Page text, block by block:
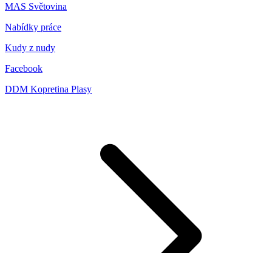
MAS Světovina
Nabídky práce
Kudy z nudy
Facebook
DDM Kopretina Plasy